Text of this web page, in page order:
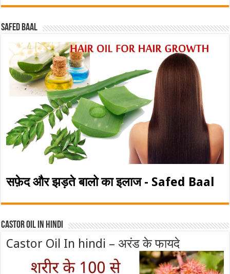
Safed baal
सफ़ेद और झड़ते बालो का इलाज - Safed Baal
Castor Oil In Hindi
Castor Oil In hindi – अरंड के फायदे